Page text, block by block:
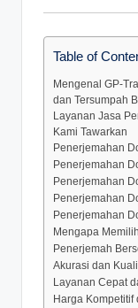
Table of
Mengenal GP-
dan Tersumpah
Layanan Jasa
Kami Tawarkan
Penerjemahan
Penerjemahan
Penerjemahan
Penerjemahan
Penerjemahan
Mengapa
Penerjemah
Akurasi dan
Layanan Cepat
Harga Kompetitif